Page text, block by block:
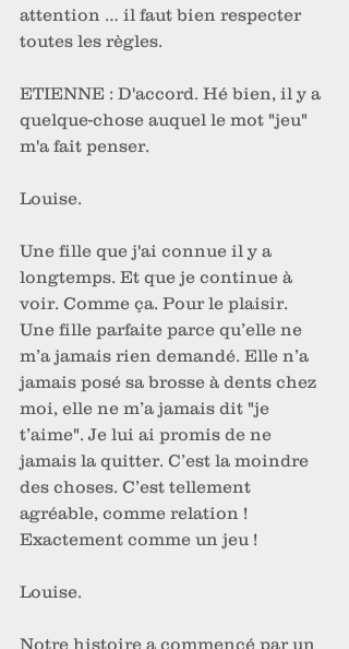
attention … il faut bien respecter
toutes les règles.
ETIENNE : D'accord. Hé bien, il y a
quelque-chose auquel le mot "jeu"
m'a fait penser.
Louise.
Une fille que j'ai connue il y a
longtemps. Et que je continue à
voir. Comme ça. Pour le plaisir.
Une fille parfaite parce qu’elle ne
m’a jamais rien demandé. Elle n’a
jamais posé sa brosse à dents chez
moi, elle ne m’a jamais dit "je
t’aime". Je lui ai promis de ne
jamais la quitter. C’est la moindre
des choses. C’est tellement
agréable, comme relation !
Exactement comme un jeu !
Louise.
Notre histoire a commencé par un